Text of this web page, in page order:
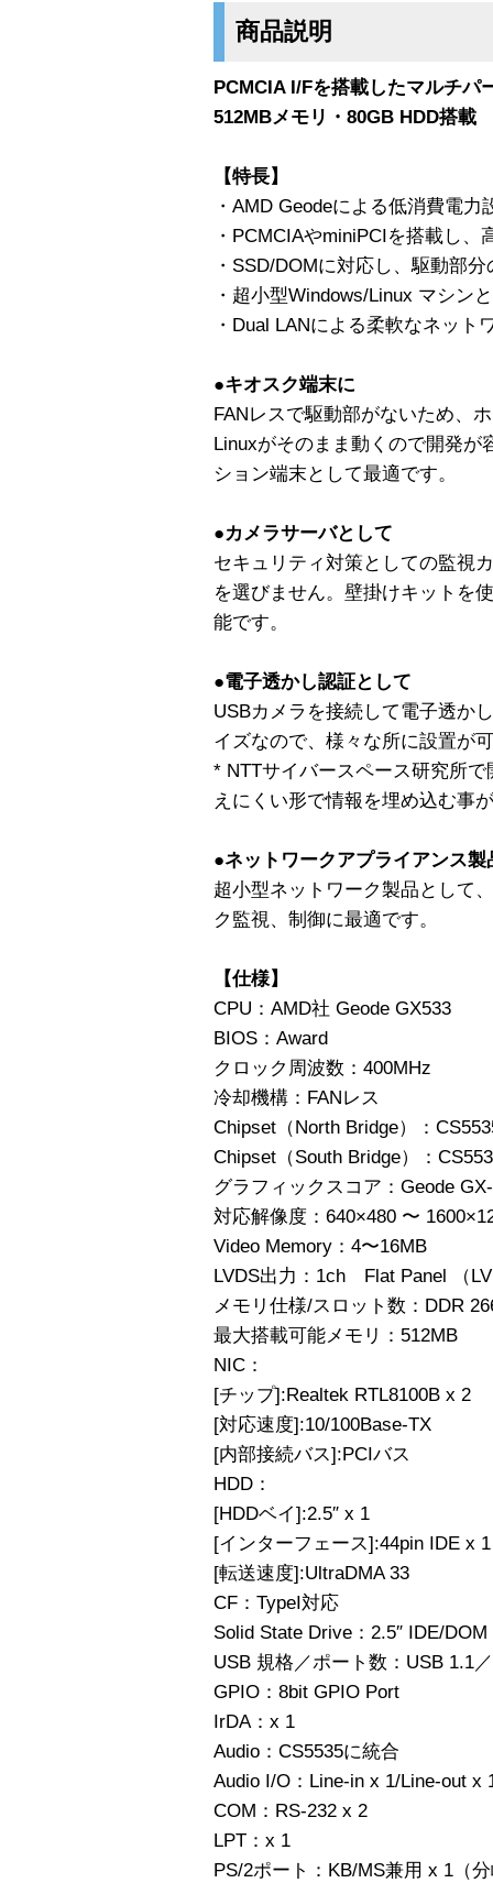
商品説明
PCMCIA I/Fを搭載したマルチパ
512MBメモリ・80GB HDD搭載
【特長】
・AMD Geodeによる低消費電力
・PCMCIAやminiPCIを搭載し、
・SSD/DOMに対応し、駆動部
・超小型Windows/Linux マシン
・Dual LANによる柔軟なネット
●キオスク端末に
FANレスで駆動部がないため、
Linuxがそのまま動くので開発が
ション端末として最適です。
●カメラサーバとして
セキュリティ対策としての監視
を選びません。壁掛けキットを
能です。
●電子透かし認証として
USBカメラを接続して電子透か
イズなので、様々な所に設置が
* NTTサイバースペース研究所
えにくい形で情報を埋め込む事
●ネットワークアプライアンス製
超小型ネットワーク製品として
ク監視、制御に最適です。
【仕様】
CPU：AMD社 Geode GX533
BIOS：Award
クロック周波数：400MHz
冷却機構：FANレス
Chipset（North Bridge）：
Chipset（South Bridge）：
グラフィックスコア：Geode
対応解像度：640×480 〜
Video Memory：4〜16MB
LVDS出力：1ch Flat Panel （
メモリ仕様/スロット数：DDR
最大搭載可能メモリ：512MB
NIC：
[チップ]:Realtek RTL8100B x 2
[対応速度]:10/100Base-TX
[内部接続バス]:PCIバス
HDD：
[HDDベイ]:2.5″ x 1
[インターフェース]:44pin IDE x 1
[転送速度]:UltraDMA 33
CF：TypeI対応
Solid State Drive：2.5″ IDE/
USB 規格／ポート数：USB 1.1
GPIO：8bit GPIO Port
IrDA：x 1
Audio：CS5535に統合
Audio I/O：Line-in x 1/Line-out x
COM：RS-232 x 2
LPT：x 1
PS/2ポート：KB/MS兼用 x 1（